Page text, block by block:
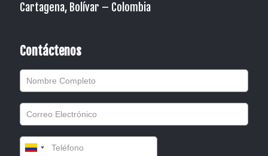
Cartagena, Bolívar – Colombia
Contáctenos